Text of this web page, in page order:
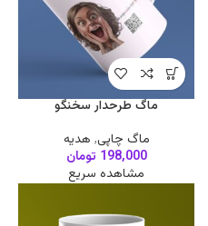
ماگ طرحدار سخنگو
ماگ چاپی, هدیه
198,000 تومان
مشاهده سریع